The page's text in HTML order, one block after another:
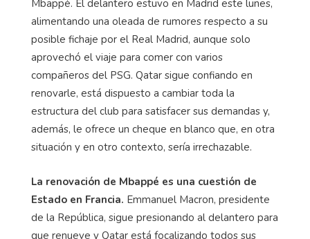
MBAPPÉ, EL TODO O NADA
Sin lugar a dudas, la primera preocupación que tiene
el PSG es la de saber qué hará finalmente Kylian
Mbappé. El delantero estuvo en Madrid este lunes,
alimentando una oleada de rumores respecto a su
posible fichaje por el Real Madrid, aunque solo
aprovechó el viaje para comer con varios
compañeros del PSG. Qatar sigue confiando en
renovarle, está dispuesto a cambiar toda la
además, le ofrece un cheque en blanco que, en otra
situación y en otro contexto, sería irrechazable.